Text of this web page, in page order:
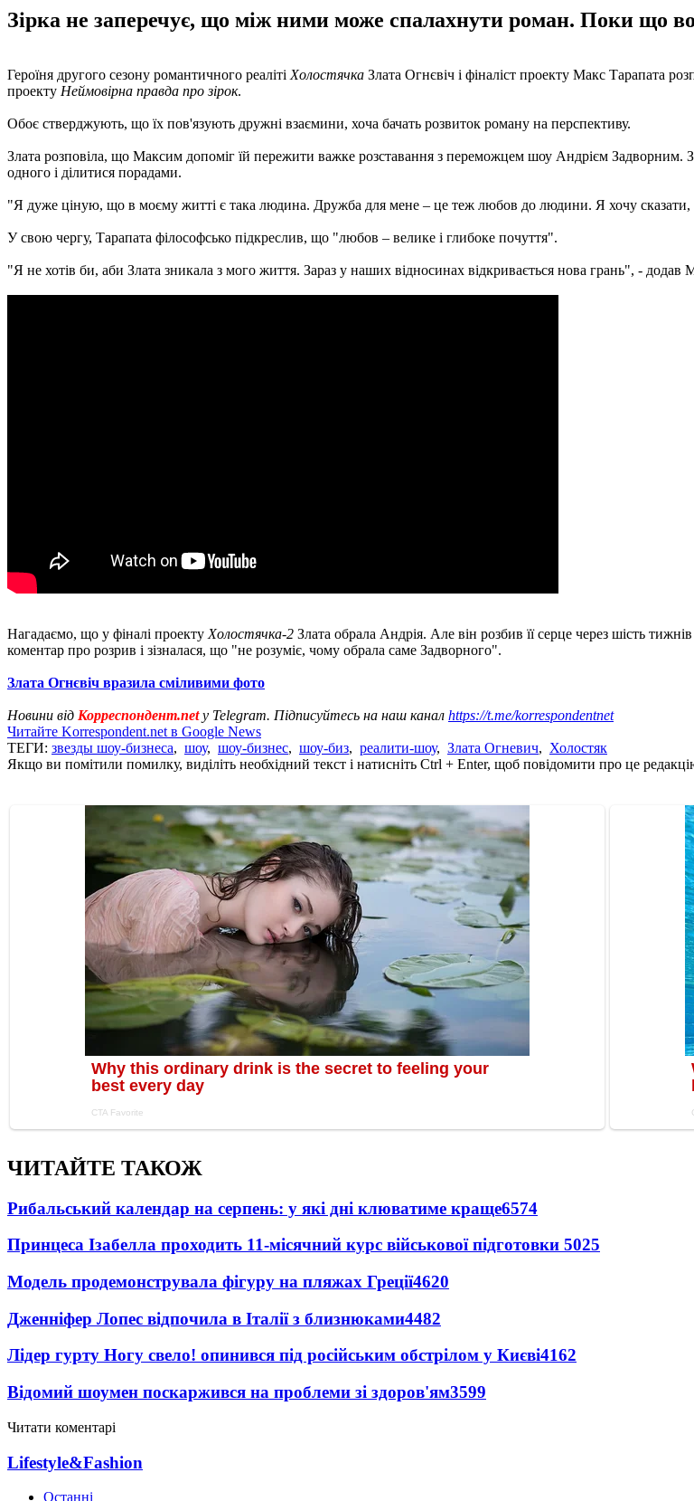
Зірка не заперечує, що між ними може спалахнути роман. Поки що
Героїня другого сезону романтичного реаліті Холостячка Злата Огнєвіч і фіналіст проекту Макс Тарапата
проекту Неймовірна правда про зірок.
Обоє стверджують, що їх пов'язують дружні взаємини, хоча бачать розвиток роману на перспективу.
Злата розповіла, що Максим допоміг їй пережити важке розставання з переможцем шоу Андрієм
одного і ділитися порадами.
"Я дуже ціную, що в моєму житті є така людина. Дружба для мене – це теж любов до людини. Я хочу
У свою чергу, Тарапата філософсько підкреслив, що "любов – велике і глибоке почуття".
"Я не хотів би, аби Злата зникала з мого життя. Зараз у наших відносинах відкривається нова грань", - додав
Нагадаємо, що у фіналі проекту Холостячка-2 Злата обрала Андрія. Але він розбив її серце через шість
коментар про розрив і зізналася, що "не розуміє, чому обрала саме Задворного".
Злата Огнєвіч вразила сміливими фото
Новини від Корреспондент.netу Telegram. Підписуйтесь на наш канал https://t.me/korrespondentnet
Читайте Korrespondent.net в Google News
ТЕГИ: звезды шоу-бизнеса, шоу, шоу-бизнес, шоу-биз, реалити-шоу, Злата Огневич, Холостяк
Якщо ви помітили помилку, виділіть необхідний текст і натисніть Ctrl + Enter, щоб повідомити про це
ЧИТАЙТЕ ТАКОЖ
Рибальський календар на серпень: у які дні клюватиме краще6574
Принцеса Ізабелла проходить 11-місячний курс військової підготовки 5025
Модель продемонструвала фігуру на пляжах Греції4620
Дженніфер Лопес відпочила в Італії з близнюками4482
Лідер гурту Ногу свело! опинився під російським обстрілом у Києві4162
Відомий шоумен поскаржився на проблеми зі здоров'ям3599
Читати коментарі
Lifestyle&Fashion
Останні